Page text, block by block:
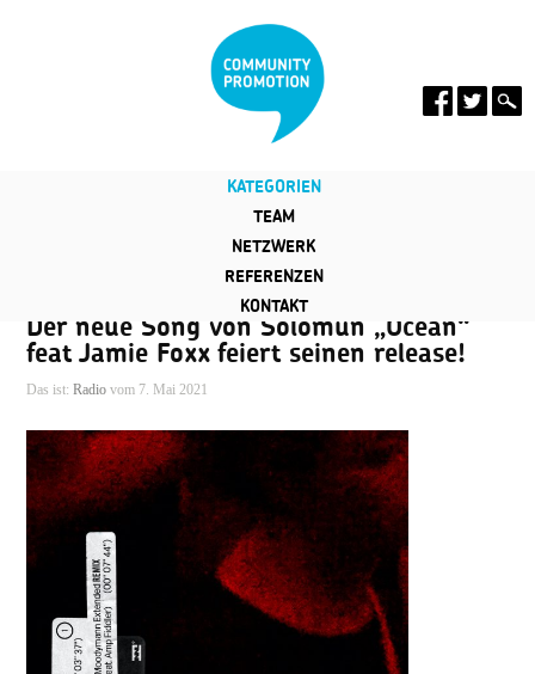
KATEGORIEN
TEAM
NETZWERK
REFERENZEN
KONTAKT
Der neue Song von Solomun „Ocean“
feat Jamie Foxx feiert seinen release!
Das ist: Radiovom 7. Mai 2021